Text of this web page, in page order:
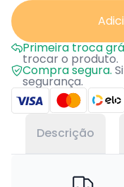
Primeira troca
trocar o produto.
Compra segura.
segurança.
Descrição